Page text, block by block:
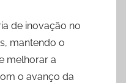
de inovação no
mantendo o
melhorar a
o avanço da